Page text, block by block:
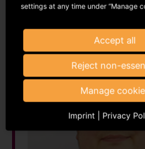
settings at any time under “Manage
Accept all
Reject non-
Manage
Imprint Privacy